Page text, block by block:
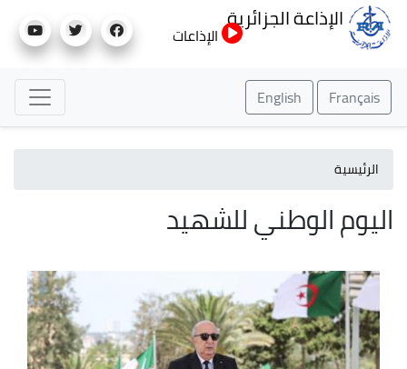
إلى
الإذاعة الجزائرية
الإذاعات
Français
English
الرئيسية
اليوم الوطني للشهيد